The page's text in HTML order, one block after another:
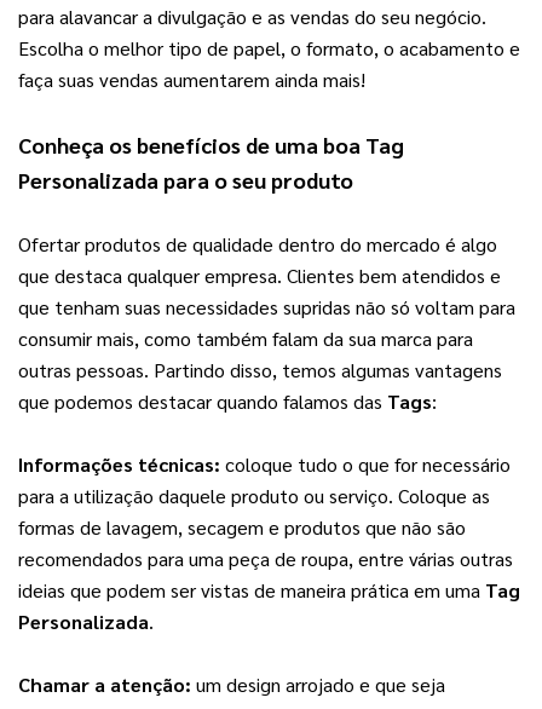
para alavancar a divulgação e as vendas do seu negócio.
Escolha o melhor tipo de papel, o formato, o acabamento e
faça suas vendas aumentarem ainda mais!
Conheça os benefícios de uma boa Tag
Personalizada para o seu produto
Ofertar produtos de qualidade dentro do mercado é algo
que destaca qualquer empresa. Clientes bem atendidos e
que tenham suas necessidades supridas não só voltam para
consumir mais, como também falam da sua marca para
outras pessoas. Partindo disso, temos algumas vantagens
que podemos destacar quando falamos das Tags:
Informações técnicas: coloque tudo o que for necessário
para a utilização daquele produto ou serviço. Coloque as
formas de lavagem, secagem e produtos que não são
recomendados para uma peça de roupa, entre várias outras
ideias que podem ser vistas de maneira prática em uma Tag
Personalizada.
Chamar a atenção: um design arrojado e que seja